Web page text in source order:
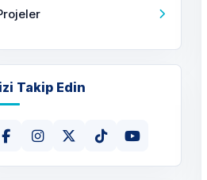
Takip Edin